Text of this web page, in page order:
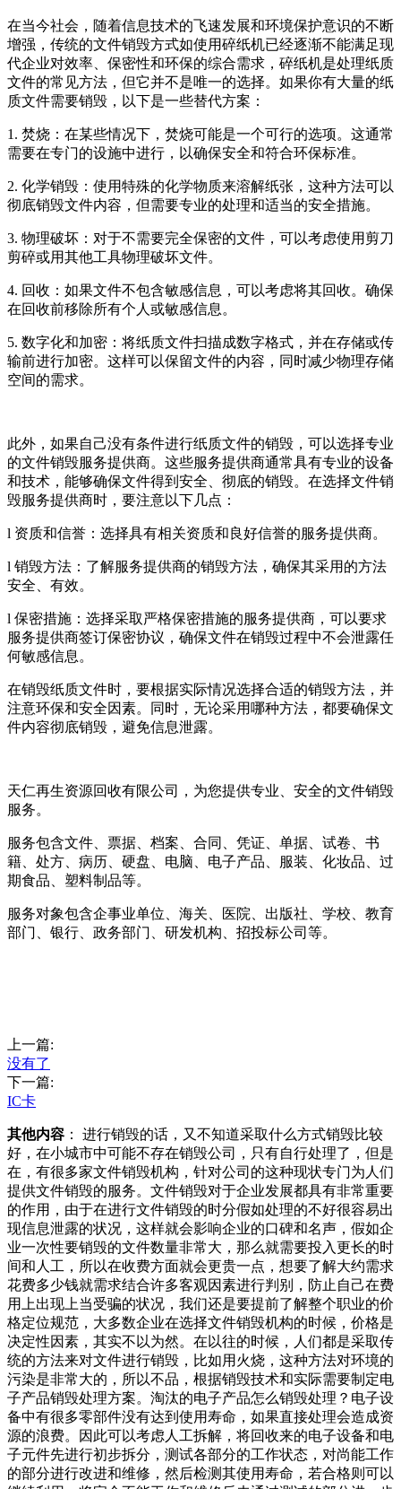
在当今社会，随着信息技术的飞速发展和环境保护意识的不断
增强，传统的文件销毁方式如使用碎纸机已经逐渐不能满足现
代企业对效率、保密性和环保的综合需求，碎纸机是处理纸质
文件的常见方法，但它并不是唯一的选择。如果你有大量的纸
质文件需要销毁，以下是一些替代方案：
1. 焚烧：在某些情况下，焚烧可能是一个可行的选项。这通常
需要在专门的设施中进行，以确保安全和符合环保标准。
2. 化学销毁：使用特殊的化学物质来溶解纸张，这种方法可以
彻底销毁文件内容，但需要专业的处理和适当的安全措施。
3. 物理破坏：对于不需要完全保密的文件，可以考虑使用剪刀
剪碎或用其他工具物理破坏文件。
4. 回收：如果文件不包含敏感信息，可以考虑将其回收。确保
在回收前移除所有个人或敏感信息。
5. 数字化和加密：将纸质文件扫描成数字格式，并在存储或传
输前进行加密。这样可以保留文件的内容，同时减少物理存储
空间的需求。
此外，如果自己没有条件进行纸质文件的销毁，可以选择专业
的文件销毁服务提供商。这些服务提供商通常具有专业的设备
和技术，能够确保文件得到安全、彻底的销毁。在选择文件销
毁服务提供商时，要注意以下几点：
l 资质和信誉：选择具有相关资质和良好信誉的服务提供商。
l 销毁方法：了解服务提供商的销毁方法，确保其采用的方法
安全、有效。
l 保密措施：选择采取严格保密措施的服务提供商，可以要求
服务提供商签订保密协议，确保文件在销毁过程中不会泄露任
何敏感信息。
在销毁纸质文件时，要根据实际情况选择合适的销毁方法，并
注意环保和安全因素。同时，无论采用哪种方法，都要确保文
件内容彻底销毁，避免信息泄露。
天仁再生资源回收有限公司，为您提供专业、安全的文件销毁
服务。
服务包含文件、票据、档案、合同、凭证、单据、试卷、书
籍、处方、病历、硬盘、电脑、电子产品、服装、化妆品、过
期食品、塑料制品等。
服务对象包含企事业单位、海关、医院、出版社、学校、教育
部门、银行、政务部门、研发机构、招投标公司等。
上一篇:
没有了
下一篇:
IC卡
其他内容 ： 进行销毁的话，又不知道采取什么方式销毁比较
好，在小城市中可能不存在销毁公司，只有自行处理了，但是
在，有很多家文件销毁机构，针对公司的这种现状专门为人们
提供文件销毁的服务。文件销毁对于企业发展都具有非常重要
的作用，由于在进行文件销毁的时分假如处理的不好很容易出
现信息泄露的状况，这样就会影响企业的口碑和名声，假如企
业一次性要销毁的文件数量非常大，那么就需要投入更长的时
间和人工，所以在收费方面就会更贵一点，想要了解大约需求
花费多少钱就需求结合许多客观因素进行判别，防止自己在费
用上出现上当受骗的状况，我们还是要提前了解整个职业的价
格定位规范，大多数企业在选择文件销毁机构的时候，价格是
决定性因素，其实不以为然。在以往的时候，人们都是采取传
统的方法来对文件进行销毁，比如用火烧，这种方法对环境的
污染是非常大的，所以不品，根据销毁技术和实际需要制定电
子产品销毁处理方案。淘汰的电子产品怎么销毁处理？电子设
备中有很多零部件没有达到使用寿命，如果直接处理会造成资
源的浪费。因此可以考虑人工拆解，将回收来的电子设备和电
子元件先进行初步拆分，测试各部分的工作状态，对尚能工作
的部分进行改进和维修，然后检测其使用寿命，若合格则可以